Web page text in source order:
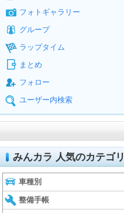
フォトギャラリー
グループ
ラップタイム
まとめ
フォロー
ユーザー内検索
みんカラ 人気のカテゴリ
車種別
整備手帳